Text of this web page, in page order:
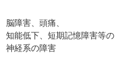
脳障害、頭痛、
知能低下、短期記憶障害等の
神経系の障害